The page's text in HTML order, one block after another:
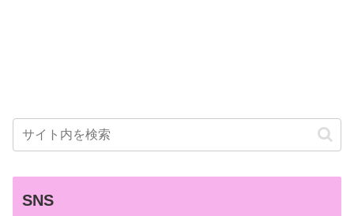
SNS